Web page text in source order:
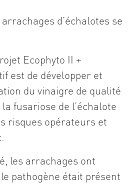
d’échalotes se
Ecophyto II +
est de développer et
du vinaigre de qualité
fusariose de l’échalote
risques opérateurs et
les arrachages ont
pathogène était présent